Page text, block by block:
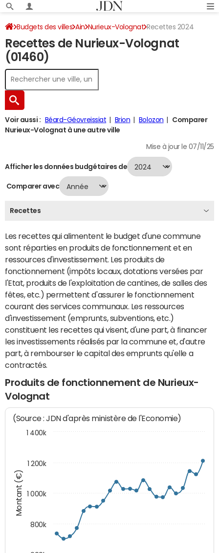
Budgets des villes Ain Nurieux-Volognat Recettes 2024
Recettes de Nurieux-Volognat
(01460)
Voir aussi : Béard-Géovreissiat Brion Bolozon
Comparer
Nurieux-Volognat à une autre ville
Mise à jour le 07/11/25
Afficher les données budgétaires de
Comparer avec
Recettes
Les recettes qui alimentent le budget d'une commune
sont réparties en produits de fonctionnement et en
ressources d'investissement. Les produits de
fonctionnement (impôts locaux, dotations versées par
l'Etat, produits de l'exploitation de cantines, de salles des
fêtes, etc.) permettent d'assurer le fonctionnement
courant des services communaux. Les ressources
d'investissement (emprunts, subventions, etc.)
constituent les recettes qui visent, d'une part, à financer
les investissements réalisés par la commune et, d'autre
part, à rembourser le capital des emprunts qu'elle a
contractés.
Produits de fonctionnement de Nurieux-
Volognat
Montant (€)
(Source : JDN d'après ministère de l'Economie)
800k
1 000k
1 200k
1 400k